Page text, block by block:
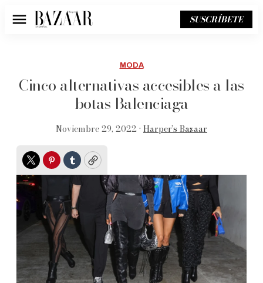
Menú SUSCRÍBETE
MODA
Cinco alternativas accesibles a las
botas Balenciaga
Noviembre 29, 2022 • Harper’s Bazaar
TwitterPinterest
TumblrCopy